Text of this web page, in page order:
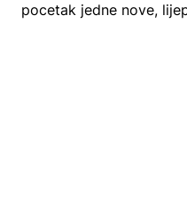
pocetak jedne nove,